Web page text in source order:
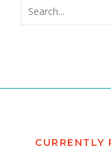
CURRENTLY